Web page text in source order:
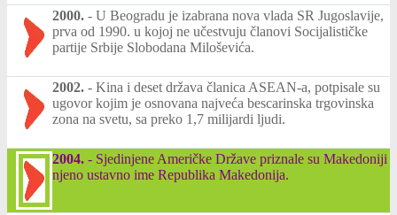
2000. - U Beogradu je izabrana nova vlada SR Jugoslavije,
prva od 1990. u kojoj ne učestvuju članovi Socijalističke
partije Srbije Slobodana Miloševića.
2002. - Kina i deset država članica ASEAN-a, potpisale su
ugovor kojim je osnovana najveća bescarinska trgovinska
zona na svetu, sa preko 1,7 milijardi ljudi.
2004. - Sjedinjene Američke Države priznale su Makedoniji
njeno ustavno ime Republika Makedonija.